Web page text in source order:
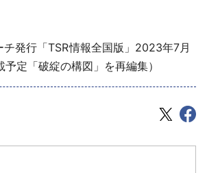
チ発行「TSR情報全国版」2023年7月
定「破綻の構図」を再編集）